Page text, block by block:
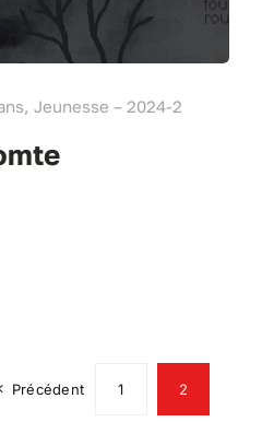
Jeunesse – 2024-2
Précédent 1 2